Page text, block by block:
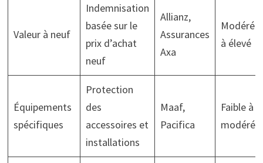
Valeur à neuf
Indemnisation
basée sur le
prix d’achat
neuf
Allianz,
Assurances
Axa
Modéré
à élevé
Équipements
spécifiques
Protection
des
accessoires et
installations
Maaf,
Pacifica
Faible à
modéré